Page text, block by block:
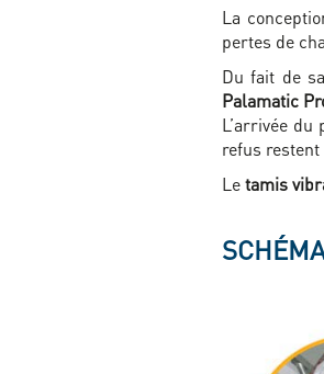
La
pertes de
Du fait de
Palamatic
L’arrivée
refus restent
Letamis